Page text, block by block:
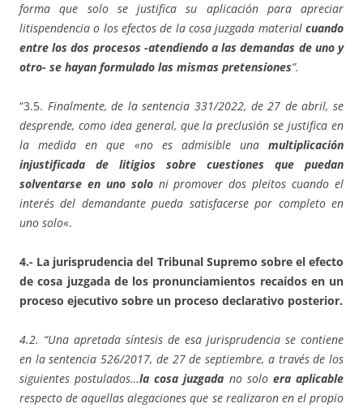
forma que solo se justifica su aplicación para apreciar
litispendencia o los efectos de la cosa juzgada material cuando
entre los dos procesos -atendiendo a las demandas de uno y
otro- se hayan formulado las mismas pretensiones”.
“3.5. Finalmente, de la sentencia 331/2022, de 27 de abril, se
desprende, como idea general, que la preclusión se justifica en
la medida en que «no es admisible una multiplicación
injustificada de litigios sobre cuestiones que puedan
solventarse en uno soloni promover dos pleitos cuando el
interés del demandante pueda satisfacerse por completo en
uno solo«.
4.- La jurisprudencia del Tribunal Supremo sobre el efecto
de cosa juzgada de los pronunciamientos recaídos en un
proceso ejecutivo sobre un proceso declarativo posterior.
4.2. “Una apretada síntesis de esa jurisprudencia se contiene
en la sentencia 526/2017, de 27 de septiembre, a través de los
siguientes postulados…la cosa juzgada no solo era aplicable
respecto de aquellas alegaciones que se realizaron en el propio